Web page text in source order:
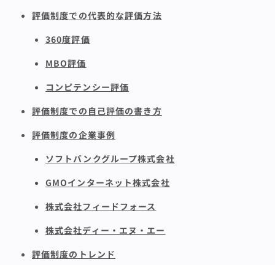
評価制度での代表的な評価方法
360度評価
MBO評価
コンピテンシー評価
評価制度での自己評価の書き方
評価制度の企業事例
ソフトバンクグループ株式会社
GMOインターネット株式会社
株式会社フィードフォース
株式会社ディー・エヌ・エー
評価制度のトレンド